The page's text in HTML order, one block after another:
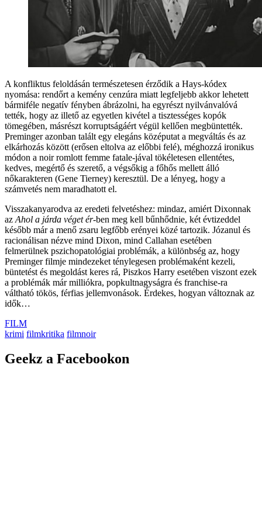
A konfliktus feloldásán természetesen érződik a Hays-kódex
nyomása: rendőrt a kemény cenzúra miatt legfeljebb akkor lehetett
bármiféle negatív fényben ábrázolni, ha egyrészt nyilvánvalóvá
tették, hogy az illető az egyetlen kivétel a tisztességes kopók
tömegében, másrészt korruptságáért végül kellően megbüntették.
Preminger azonban talált egy elegáns középutat a megváltás és az
elkárhozás között (erősen eltolva az előbbi felé), méghozzá ironikus
módon a noir romlott femme fatale-jával tökéletesen ellentétes,
kedves, megértő és szerető, a végsőkig a főhős mellett álló
nőkarakteren (Gene Tierney) keresztül. De a lényeg, hogy a
számvetés nem maradhatott el.
Visszakanyarodva az eredeti felvetéshez: mindaz, amiért Dixonnak
azAhol a járda véget ér-ben meg kell bűnhődnie, két évtizeddel
később már a menő zsaru legfőbb erényei közé tartozik. Józanul és
racionálisan nézve mind Dixon, mind Callahan esetében
felmerülnek pszichopatológiai problémák, a különbség az, hogy
Preminger filmje mindezeket ténylegesen problémaként kezeli,
büntetést és megoldást keres rá, Piszkos Harry esetében viszont ezek
a problémák már milliókra, popkultnagyságra és franchise-ra
váltható tökös, férfias jellemvonások. Érdekes, hogyan változnak az
idők…
FILM
krimi filmkritika filmnoir
Geekz a Facebookon